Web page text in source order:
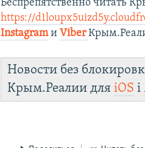
Беспрепятственно читать
https://
Instagramи Viber
Новости без
Крым.Реалии дляiOS і